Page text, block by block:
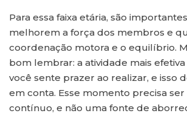
Para essa faixa etária, são
melhorem a força dos membros e
coordenação motora e o equilíbrio.
bom lembrar: a atividade mais
você sente prazer ao realizar, e isso
em conta. Esse momento precisa
contínuo, e não uma fonte de